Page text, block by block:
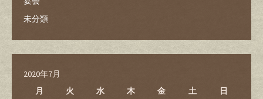
未分類
2020年7月
月
火 水 木 金 土 日